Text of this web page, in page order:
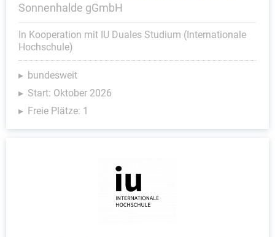
Sonnenhalde gGmbH
In Kooperation mit IU Duales Studium (Internationale
Hochschule)
bundesweit
Start: Oktober 2026
Freie Plätze: 1